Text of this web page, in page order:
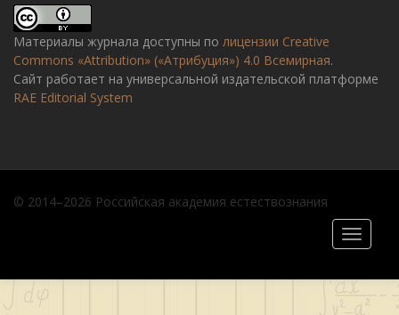
Материалы журнала доступны по лицензии Creative
Commons «Attribution» («Атрибуция») 4.0 Всемирная.
Сайт работает на универсальной издательской платформе
RAE Editorial System
© 2014–2026 Российская академия естествознания
Toggle